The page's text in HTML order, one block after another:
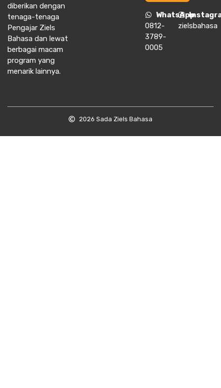
diberikan dengan
tenaga-tenaga
Pengajar Ziels
Bahasa dan lewat
berbagai macam
program yang
menarik lainnya.
WhatsApp
0812-
3789-
0005
zielsbahasa
2026 Sada Ziels Bahasa